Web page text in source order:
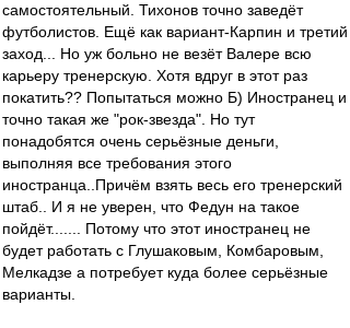
самостоятельный. Тихонов точно заведёт
футболистов. Ещё как вариант-Карпин и третий
заход... Но уж больно не везёт Валере всю
карьеру тренерскую. Хотя вдруг в этот раз
покатить?? Попытаться можно Б) Иностранец и
точно такая же "рок-звезда". Но тут
понадобятся очень серьёзные деньги,
выполняя все требования этого
иностранца..Причём взять весь его тренерский
штаб.. И я не уверен, что Федун на такое
пойдёт....... Потому что этот иностранец не
будет работать с Глушаковым, Комбаровым,
Мелкадзе а потребует куда более серьёзные
варианты.